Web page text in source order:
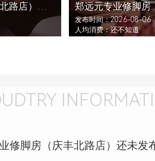
郑远元专业修脚房（庆丰北路店）还没发布活动
发布时间：2026-08-06
人均消费：还不知道